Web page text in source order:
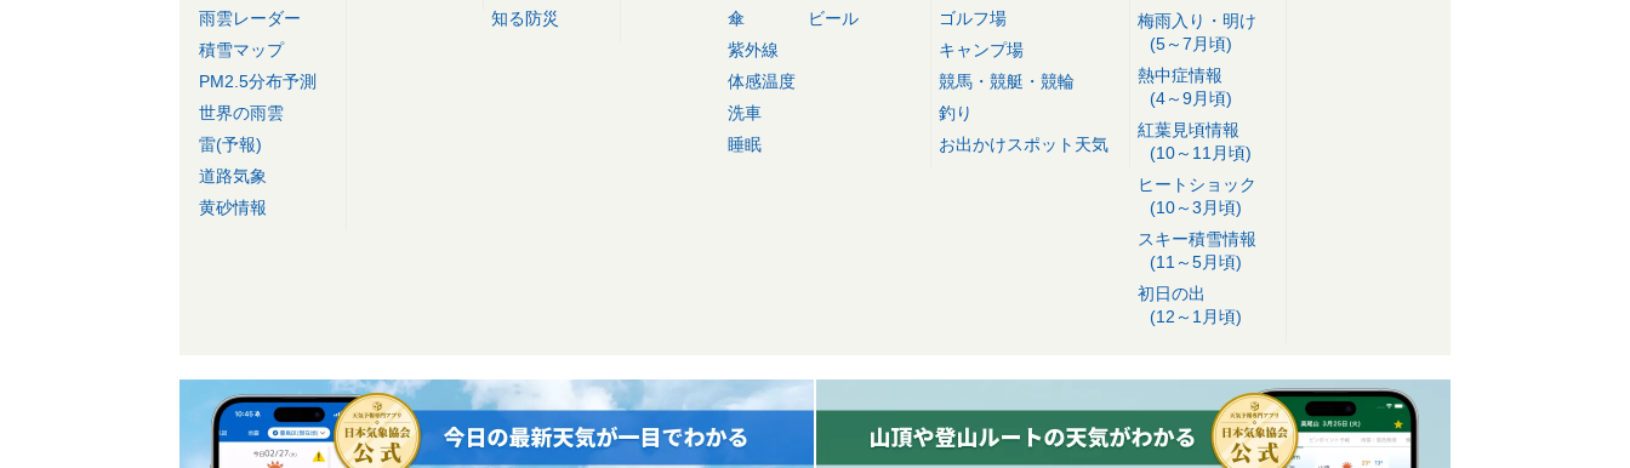
雨雲レーダー
積雪マップ
PM2.5分布予測
世界の雨雲
雷(予報)
道路気象
黄砂情報
知る防災
傘
紫外線
体感温度
洗車
睡眠
ビール
ゴルフ場
キャンプ場
競馬・競艇・競輪
釣り
お出かけスポット天気
梅雨入り・明け
(5～7月頃)
熱中症情報
(4～9月頃)
紅葉見頃情報
(10～11月頃)
ヒートショック
(10～3月頃)
スキー積雪情報
(11～5月頃)
初日の出
(12～1月頃)